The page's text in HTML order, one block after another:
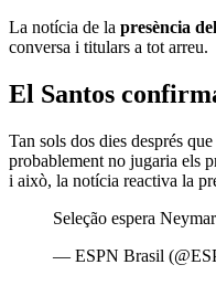
La notícia de la presència
conversa i titulars a tot arreu.
El Santos
Tan sols dos dies després
probablement no jugaria els
i això, la notícia reactiva la
Seleção espera
— ESPN Brasil